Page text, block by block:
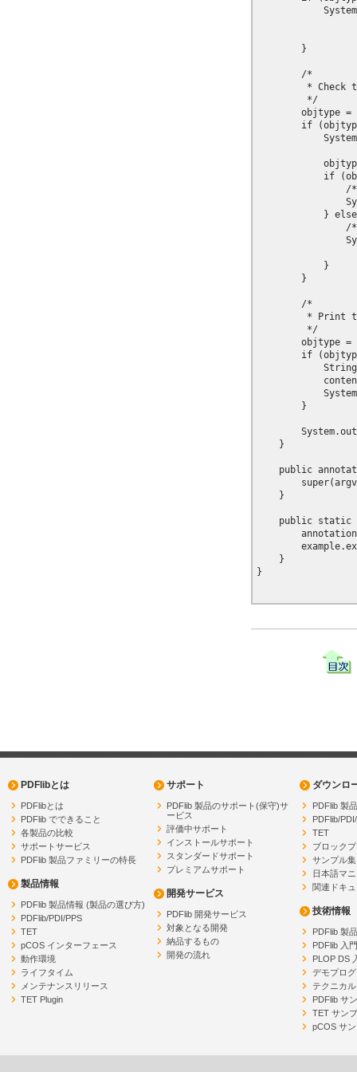
        }
        /*
* Check
         */
objtype =
if
if
}
            }
        }
        /*
* Print
         */
objtype =
if
        }
    }
public
    }
public static
    }
}
PDFlibとは
PDFlibとは
PDFlib でできること
各製品の比較
サポートサービス
PDFlib 製品ファミリーの特長
製品情報
PDFlib 製品情報 (製品の選び方)
PDFlib/PDI/PPS
TET
pCOS インターフェース
動作環境
ライフタイム
メンテナンスリリース
TET Plugin
サポート
PDFlib 製品のサポート(保守)サ
ービス
評価中サポート
インストールサポート
スタンダードサポート
プレミアムサポート
開発サービス
PDFlib 開発サービス
対象となる開発
納品するもの
開発の流れ
ダウンロ
PDFlib 製
PDFlib/
TET
ブロック
サンプル集
日本語マ
関連ドキ
技術情報
PDFlib 製
PDFlib 入門
PLOP DS
デモプロ
テクニカ
PDFlib サ
TET サン
pCOS サ